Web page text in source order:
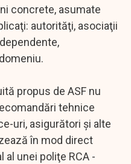
concrete, asumate
autorităţi, asociaţii
propus de ASF nu
tehnice
uri, asigurători şi alte
în mod direct
unei poliţe RCA -